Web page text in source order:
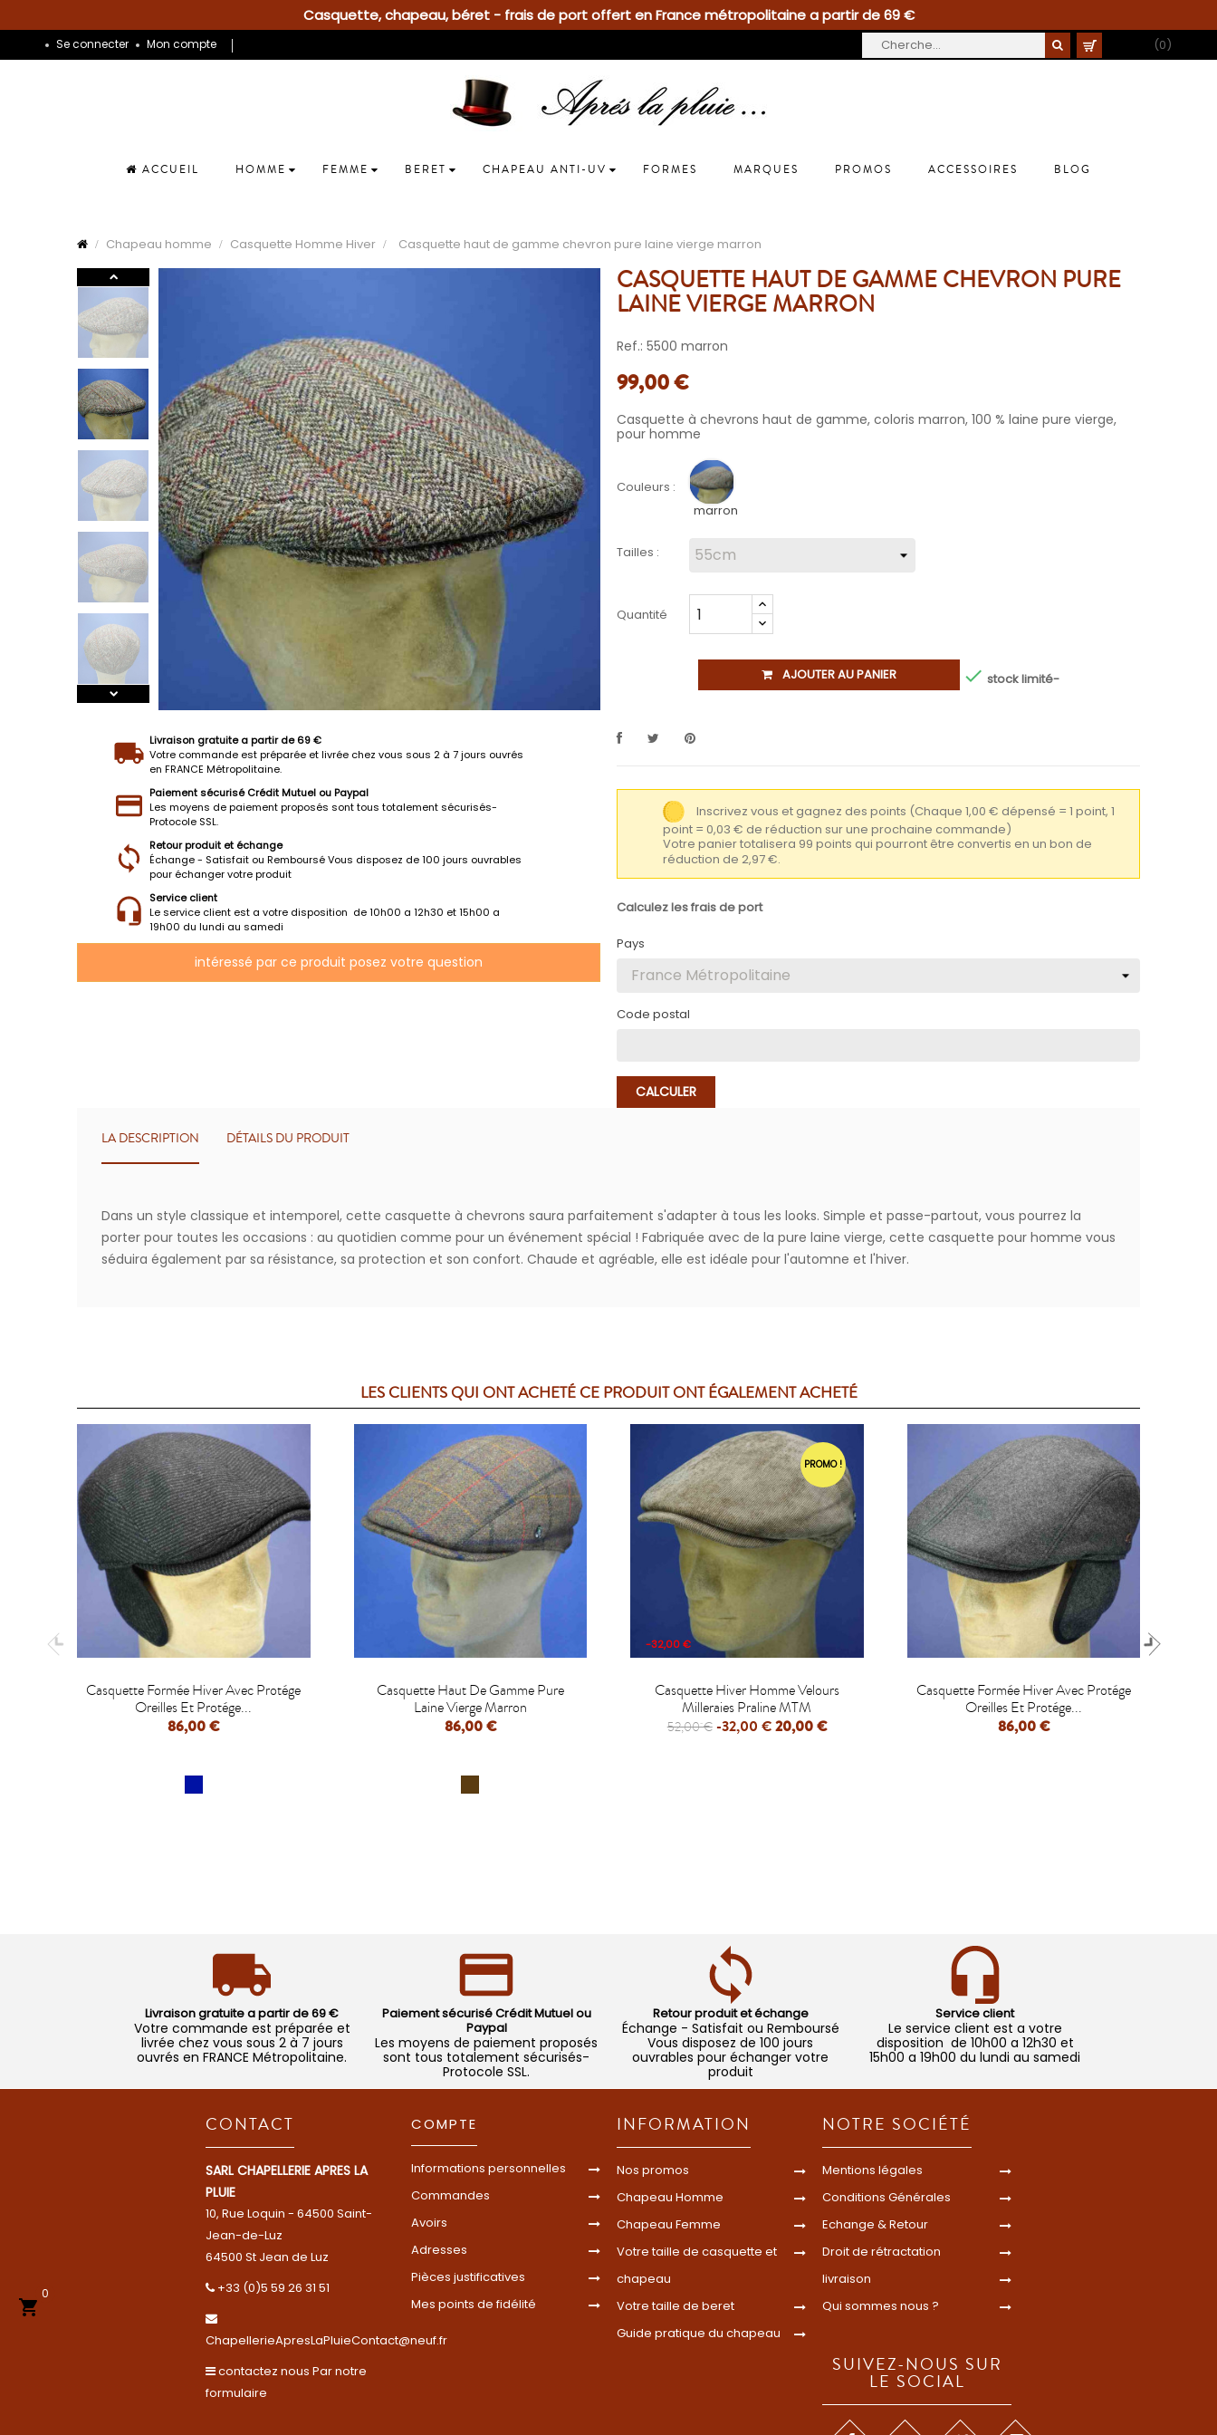
Casquette, chapeau, béret - frais de port offert en France métropolitaine a partir de 69 €
Se connecter Mon compte (0)
ACCUEIL HOMME FEMME BERET CHAPEAU ANTI-UV FORMES MARQUES PROMOS ACCESSOIRES BLOG
Chapeau homme Casquette Homme Hiver Casquette haut de gamme chevron pure laine vierge marron
Livraison gratuite a partir de 69 €
Votre commande est préparée et livrée chez vous sous 2 à 7 jours ouvrés
en FRANCE Métropolitaine.
Paiement sécurisé Crédit Mutuel ou Paypal
Les moyens de paiement proposés sont tous totalement sécurisés-
Protocole SSL.
Retour produit et échange
Échange - Satisfait ou Remboursé Vous disposez de 100 jours ouvrables
pour échanger votre produit
Service client
Le service client est a votre disposition de 10h00 a 12h30 et 15h00 a
19h00 du lundi au samedi
intéressé par ce produit posez votre question
CASQUETTE HAUT DE GAMME CHEVRON PURE
LAINE VIERGE MARRON
Ref.: 5500 marron
99,00 €
Casquette à chevrons haut de gamme, coloris marron, 100 % laine pure vierge,
pour homme
Couleurs :
marron
Tailles :
Quantité
AJOUTER AU PANIER  stock limité-
Inscrivez vous et gagnez des points (Chaque 1,00 € dépensé = 1 point, 1
point = 0,03 € de réduction sur une prochaine commande)
Votre panier totalisera 99 points qui pourront être convertis en un bon de
réduction de 2,97 €.
Calculez les frais de port
Pays
Code postal
CALCULER
LA DESCRIPTION DÉTAILS DU PRODUIT
Dans un style classique et intemporel, cette casquette à chevrons saura parfaitement s'adapter à tous les looks. Simple et passe-partout, vous pourrez la
porter pour toutes les occasions : au quotidien comme pour un événement spécial ! Fabriquée avec de la pure laine vierge, cette casquette pour homme vous
séduira également par sa résistance, sa protection et son confort. Chaude et agréable, elle est idéale pour l'automne et l'hiver.
LES CLIENTS QUI ONT ACHETÉ CE PRODUIT ONT ÉGALEMENT ACHETÉ

Casquette Formée Hiver Avec Protége
Oreilles Et Protége...
86,00 €
APERÇU RAPIDE

Casquette Haut De Gamme Pure
Laine Vierge Marron
86,00 €
APERÇU RAPIDE
PROMO !
-32,00 €

Casquette Hiver Homme Velours
Milleraies Praline MTM
52,00 € -32,00 €20,00 €
APERÇU RAPIDE

Casquette Formée Hiver Avec Protége
Oreilles Et Protége...
86,00 €
APERÇU RAPIDE
Livraison gratuite a partir de 69 €
Votre commande est préparée et
livrée chez vous sous 2 à 7 jours
ouvrés en FRANCE Métropolitaine.
Paiement sécurisé Crédit Mutuel ou
Paypal
Les moyens de paiement proposés
sont tous totalement sécurisés-
Protocole SSL.
Retour produit et échange
Échange - Satisfait ou Remboursé
Vous disposez de 100 jours
ouvrables pour échanger votre
produit
Service client
Le service client est a votre
disposition de 10h00 a 12h30 et
15h00 a 19h00 du lundi au samedi
CONTACT
SARL CHAPELLERIE APRES LA
PLUIE
10, Rue Loquin - 64500 Saint-
Jean-de-Luz
64500 St Jean de Luz
+33 (0)5 59 26 31 51
ChapellerieApresLaPluieContact@neuf.fr
contactez nous Par notre
formulaire
COMPTE
Informations personnelles
Commandes
Avoirs
Adresses
Pièces justificatives
Mes points de fidélité
INFORMATION
Nos promos
Chapeau Homme
Chapeau Femme
Votre taille de casquette et
chapeau
Votre taille de beret
Guide pratique du chapeau
NOTRE SOCIÉTÉ
Mentions légales
Conditions Générales
Echange & Retour
Droit de rétractation
livraison
Qui sommes nous ?
SUIVEZ-NOUS SUR
LE SOCIAL

0